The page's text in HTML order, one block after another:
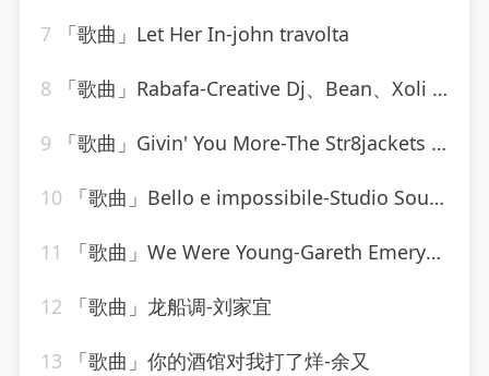
7 「歌曲」Let Her In-john travolta
8 「歌曲」Rabafa-Creative Dj、Bean、Xoli Da Poet、Candice
9 「歌曲」Givin' You More-The Str8jackets & Sam Obernik、Tyree Cooper、The Str8jackets
10 「歌曲」Bello e impossibile-Studio Sound Group
11 「歌曲」We Were Young-Gareth Emery、Alex & Sierra
12 「歌曲」龙船调-刘家宜
13 「歌曲」你的酒馆对我打了烊-余又